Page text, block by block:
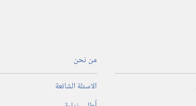
من نحن
الاسئلة الشائعة